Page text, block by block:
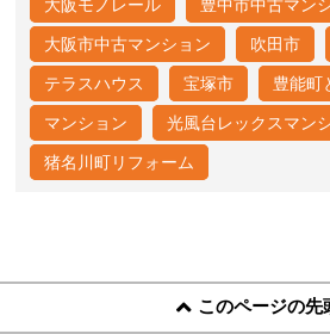
大阪モノレール 豊中市中古マン
大阪市中古マンション 吹田市
テラスハウス 宝塚市 豊能町
マンション 光風台レックスマン
猪名川町リフォーム
このページの先